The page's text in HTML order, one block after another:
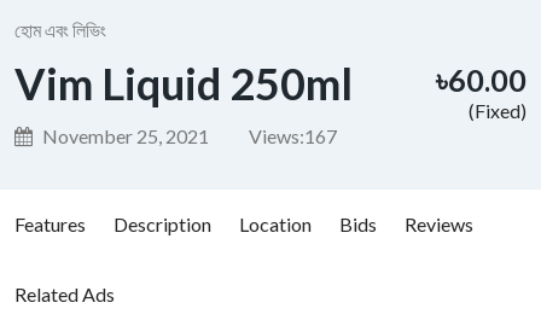
হোম এবং লিভিং
Vim Liquid 250ml
November 25, 2021 Views:167
৳60.00
(Fixed)
Features Description Location Bids Reviews
Related Ads